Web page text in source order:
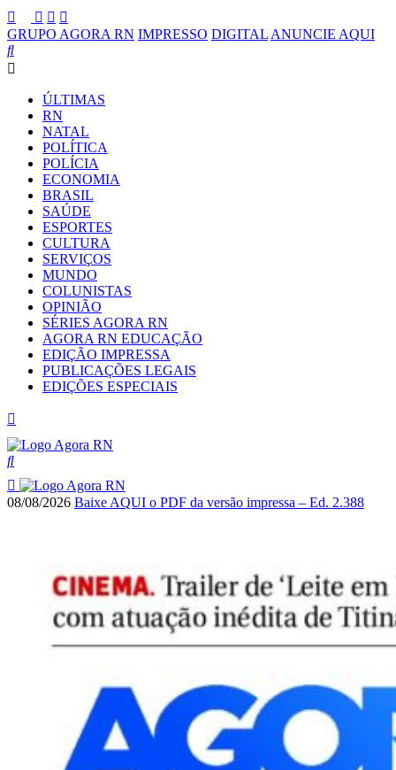
GRUPO AGORA RN IMPRESSO DIGITAL ANUNCIE AQUI
ÚLTIMAS
RN
NATAL
POLÍTICA
POLÍCIA
ECONOMIA
BRASIL
SAÚDE
ESPORTES
CULTURA
SERVIÇOS
MUNDO
COLUNISTAS
OPINIÃO
SÉRIES AGORA RN
AGORA RN EDUCAÇÃO
EDIÇÃO IMPRESSA
PUBLICAÇÕES LEGAIS
EDIÇÕES ESPECIAIS
08/08/2026 Baixe AQUI o PDF da versão impressa – Ed. 2.388